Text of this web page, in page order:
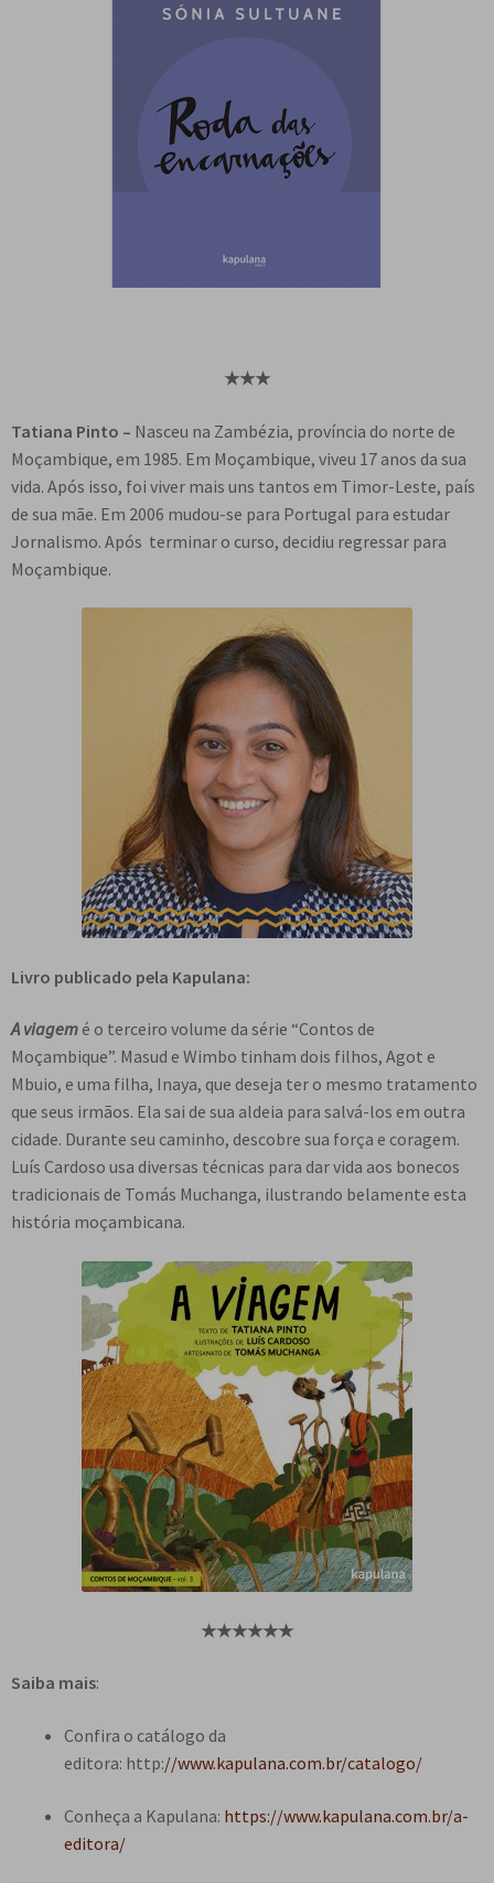
★★★
Tatiana Pinto – Nasceu na Zambézia, província do norte de
Moçambique, em 1985. Em Moçambique, viveu 17 anos da sua
vida. Após isso, foi viver mais uns tantos em Timor-Leste, país
de sua mãe. Em 2006 mudou-se para Portugal para estudar
Jornalismo. Após terminar o curso, decidiu regressar para
Moçambique.
Livro publicado pela Kapulana:
A viagem é o terceiro volume da série “Contos de
Moçambique”. Masud e Wimbo tinham dois filhos, Agot e
Mbuio, e uma filha, Inaya, que deseja ter o mesmo tratamento
que seus irmãos. Ela sai de sua aldeia para salvá-los em outra
cidade. Durante seu caminho, descobre sua força e coragem.
Luís Cardoso usa diversas técnicas para dar vida aos bonecos
tradicionais de Tomás Muchanga, ilustrando belamente esta
história moçambicana.
★★★★★★
Saiba mais:
Confira o catálogo da
editora: http://www.kapulana.com.br/catalogo/
Conheça a Kapulana: https://www.kapulana.com.br/a-
editora/